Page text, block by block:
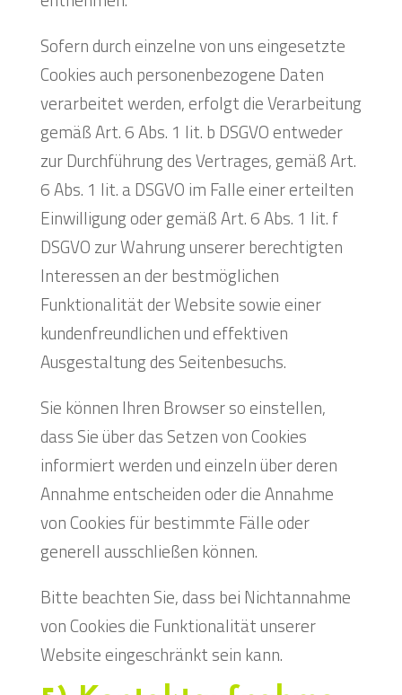
Sofern durch einzelne von uns eingesetzte
Cookies auch personenbezogene Daten
verarbeitet werden, erfolgt die Verarbeitung
gemäß Art. 6 Abs. 1 lit. b DSGVO entweder
zur Durchführung des Vertrages, gemäß Art.
6 Abs. 1 lit. a DSGVO im Falle einer erteilten
Einwilligung oder gemäß Art. 6 Abs. 1 lit. f
DSGVO zur Wahrung unserer berechtigten
Interessen an der bestmöglichen
Funktionalität der Website sowie einer
kundenfreundlichen und effektiven
Ausgestaltung des Seitenbesuchs.
Sie können Ihren Browser so einstellen,
dass Sie über das Setzen von Cookies
informiert werden und einzeln über deren
Annahme entscheiden oder die Annahme
von Cookies für bestimmte Fälle oder
generell ausschließen können.
Bitte beachten Sie, dass bei Nichtannahme
von Cookies die Funktionalität unserer
Website eingeschränkt sein kann.